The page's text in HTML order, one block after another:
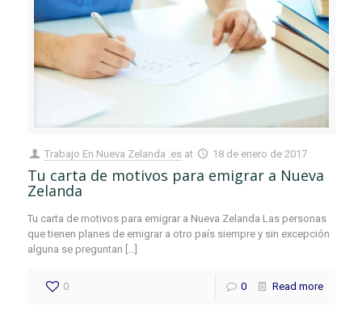
Trabajo En Nueva Zelanda .es at 18 de enero de 2017
Tu carta de motivos para emigrar a Nueva
Zelanda
Tu carta de motivos para emigrar a Nueva Zelanda Las personas
que tienen planes de emigrar a otro país siempre y sin excepción
alguna se preguntan […]
0 0 Read more